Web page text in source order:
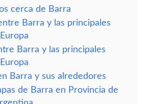
cerca de Barra
Barra y las principales
Barra y las principales
Barra y sus alrededores
de Barra en Provincia de